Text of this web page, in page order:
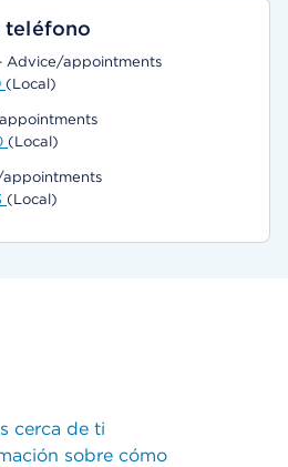
teléfono
Advice/appointments
(Local)
(Local)
(Local)
cerca de ti
sobre cómo